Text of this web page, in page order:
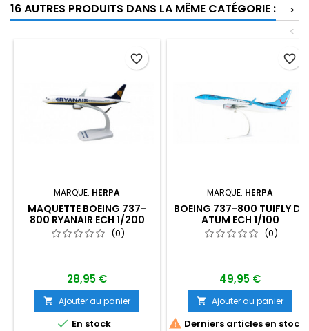
16 AUTRES PRODUITS DANS LA MÊME CATÉGORIE :
>
<
MARQUE: HERPA
MAQUETTE BOEING 737-
800 RYANAIR ECH 1/200
(0)
28,95 €
 Ajouter au panier
 En stock
favorite_border
MARQUE: HERPA
BOEING 737-800 TUIFLY D-
ATUM ECH 1/100
(0)
49,95 €
 Ajouter au panier
 Derniers articles en stock
favorite_border